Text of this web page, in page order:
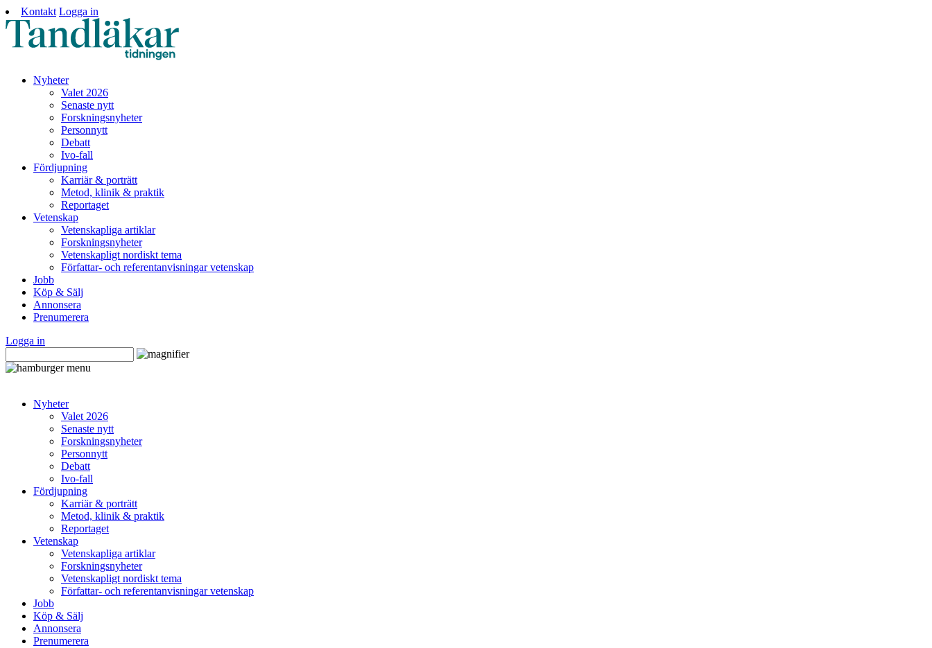
Kontakt Logga in
Nyheter
Valet 2026
Senaste nytt
Forskningsnyheter
Personnytt
Debatt
Ivo-fall
Fördjupning
Karriär & porträtt
Metod, klinik & praktik
Reportaget
Vetenskap
Vetenskapliga artiklar
Forskningsnyheter
Vetenskapligt nordiskt tema
Författar- och referentanvisningar vetenskap
Jobb
Köp & Sälj
Annonsera
Prenumerera
Logga in
Nyheter
Valet 2026
Senaste nytt
Forskningsnyheter
Personnytt
Debatt
Ivo-fall
Fördjupning
Karriär & porträtt
Metod, klinik & praktik
Reportaget
Vetenskap
Vetenskapliga artiklar
Forskningsnyheter
Vetenskapligt nordiskt tema
Författar- och referentanvisningar vetenskap
Jobb
Köp & Sälj
Annonsera
Prenumerera